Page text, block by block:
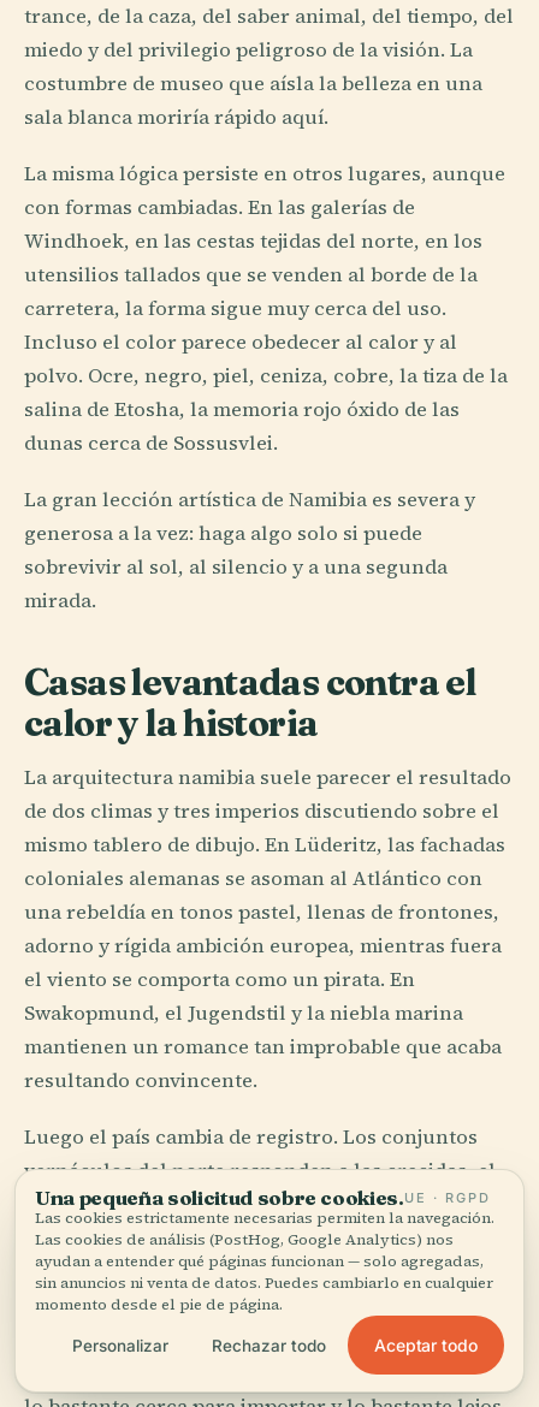
trance, de la caza, del saber animal, del tiempo, del
miedo y del privilegio peligroso de la visión. La
costumbre de museo que aísla la belleza en una
sala blanca moriría rápido aquí.
La misma lógica persiste en otros lugares, aunque
con formas cambiadas. En las galerías de
Windhoek, en las cestas tejidas del norte, en los
utensilios tallados que se venden al borde de la
carretera, la forma sigue muy cerca del uso.
Incluso el color parece obedecer al calor y al
polvo. Ocre, negro, piel, ceniza, cobre, la tiza de la
salina de Etosha, la memoria rojo óxido de las
dunas cerca de Sossusvlei.
La gran lección artística de Namibia es severa y
generosa a la vez: haga algo solo si puede
sobrevivir al sol, al silencio y a una segunda
mirada.
Casas levantadas contra el
calor y la historia
La arquitectura namibia suele parecer el resultado
de dos climas y tres imperios discutiendo sobre el
mismo tablero de dibujo. En Lüderitz, las fachadas
coloniales alemanas se asoman al Atlántico con
una rebeldía en tonos pastel, llenas de frontones,
adorno y rígida ambición europea, mientras fuera
el viento se comporta como un pirata. En
Swakopmund, el Jugendstil y la niebla marina
mantienen un romance tan improbable que acaba
resultando convincente.
Luego el país cambia de registro. Los conjuntos
vernáculos del norte responden a las crecidas, el
ganado, el almacenamiento, el parentesco y la
sombra con una inteligencia que ningún estilo
importado puede fingir. Una casa no es un objeto
bonito. Es una gramática del movimiento: dónde
duerme el grano, dónde se sientan los mayores,
dónde habla el fuego, dónde los animales quedan
Una pequeña solicitud sobre cookies.UE · RGPD
Las cookies estrictamente necesarias permiten la navegación.
Las cookies de análisis (PostHog, Google Analytics) nos
ayudan a entender qué páginas funcionan — solo agregadas,
sin anuncios ni venta de datos. Puedes cambiarlo en cualquier
momento desde el pie de página.
Personalizar Rechazar todo Aceptar todo